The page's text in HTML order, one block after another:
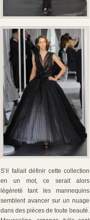
S’il fallait définir cette collection
en un mot, ce serait alors
légèreté tant les mannequins
semblent avancer sur un nuage
dans des pièces de toute beauté.